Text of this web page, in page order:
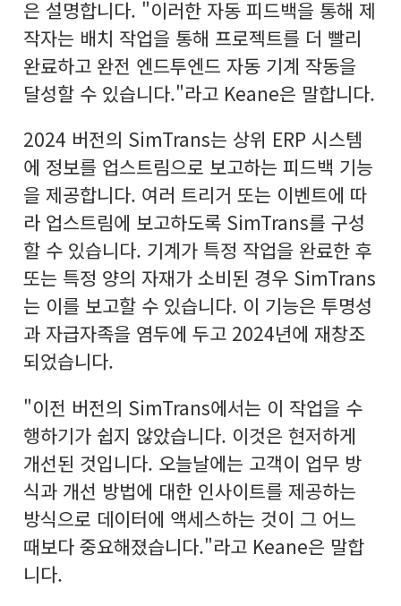
은 설명합니다. "이러한 자동 피드백을 통해 제
작자는 배치 작업을 통해 프로젝트를 더 빨리
완료하고 완전 엔드투엔드 자동 기계 작동을
달성할 수 있습니다."라고 Keane은 말합니다.
2024 버전의 SimTrans는 상위 ERP 시스템
에 정보를 업스트림으로 보고하는 피드백 기능
을 제공합니다. 여러 트리거 또는 이벤트에 따
라 업스트림에 보고하도록 SimTrans를 구성
할 수 있습니다. 기계가 특정 작업을 완료한 후
또는 특정 양의 자재가 소비된 경우 SimTrans
는 이를 보고할 수 있습니다. 이 기능은 투명성
과 자급자족을 염두에 두고 2024년에 재창조
되었습니다.
"이전 버전의 SimTrans에서는 이 작업을 수
행하기가 쉽지 않았습니다. 이것은 현저하게
개선된 것입니다. 오늘날에는 고객이 업무 방
식과 개선 방법에 대한 인사이트를 제공하는
방식으로 데이터에 액세스하는 것이 그 어느
때보다 중요해졌습니다."라고 Keane은 말합
니다.